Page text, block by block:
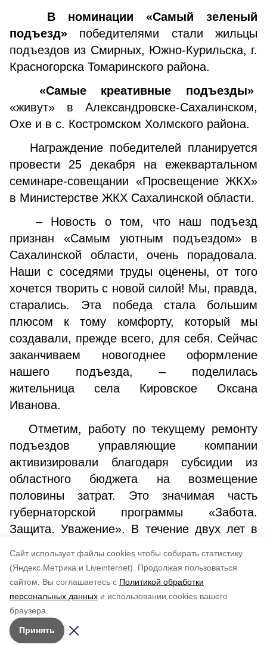
Cайт использует файлы cookies чтобы собирать статистику
(Яндекс.Метрика и Liveinternet).
Продолжая пользоваться
сайтом, Вы соглашаетесь с Политикой обработки
персональных данных и использовании cookies вашего
браузера.
Принять
В номинации «Самый зеленый
подъезд» победителями стали жильцы
подъездов из Смирных, Южно-Курильска, г.
Красногорска Томаринского района.
«Самые креативные подъезды»
«живут» в Александровске-Сахалинском,
Охе и в с. Костромском Холмского района.
Награждение победителей планируется
провести 25 декабря на ежеквартальном
семинаре-совещании «Просвещение ЖКХ»
в Министерстве ЖКХ Сахалинской области.
– Новость о том, что наш подъезд
признан «Самым уютным подъездом» в
Сахалинской области, очень порадовала.
Наши с соседями труды оценены, от того
хочется творить с новой силой! Мы, правда,
старались. Эта победа стала большим
плюсом к тому комфорту, который мы
создавали, прежде всего, для себя. Сейчас
заканчиваем новогоднее оформление
нашего подъезда, – поделилась
жительница села Кировское Оксана
Иванова.
Отметим, работу по текущему ремонту
подъездов управляющие компании
активизировали благодаря субсидии из
областного бюджета на возмещение
половины затрат. Это значимая часть
губернаторской программы «Забота.
Защита. Уважение». В течение двух лет в
более 7 тысяч мест общего пользования.
по оценке
5